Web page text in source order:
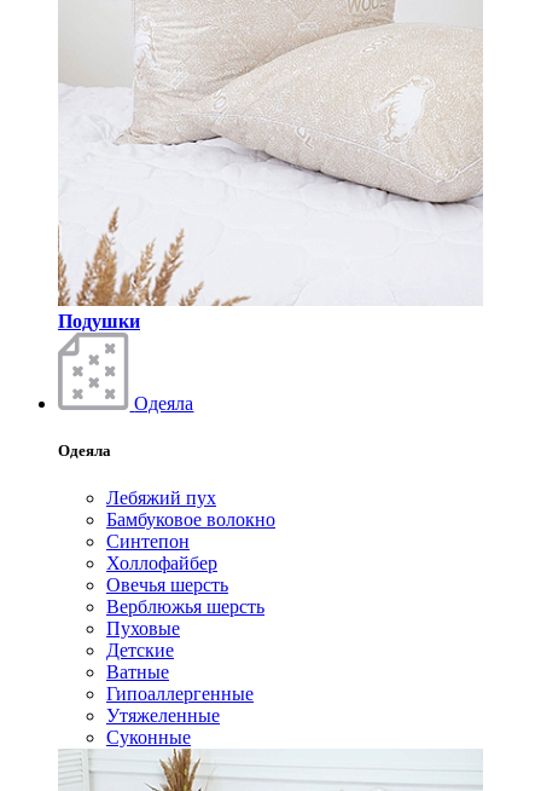
Подушки
Одеяла
Одеяла
Лебяжий пух
Бамбуковое волокно
Синтепон
Холлофайбер
Овечья шерсть
Верблюжья шерсть
Пуховые
Детские
Ватные
Гипоаллергенные
Утяжеленные
Суконные